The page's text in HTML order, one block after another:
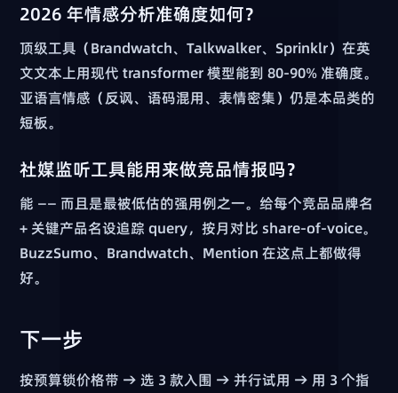
2026 年情感分析准确度如何？
顶级工具（Brandwatch、Talkwalker、Sprinklr）在英
文文本上用现代 transformer 模型能到 80-90% 准确度。
亚语言情感（反讽、语码混用、表情密集）仍是本品类的
短板。
社媒监听工具能用来做竞品情报吗？
能 —— 而且是最被低估的强用例之一。给每个竞品品牌名
+ 关键产品名设追踪 query，按月对比 share-of-voice。
BuzzSumo、Brandwatch、Mention 在这点上都做得
好。
下一步
按预算锁价格带 → 选 3 款入围 → 并行试用 → 用 3 个指